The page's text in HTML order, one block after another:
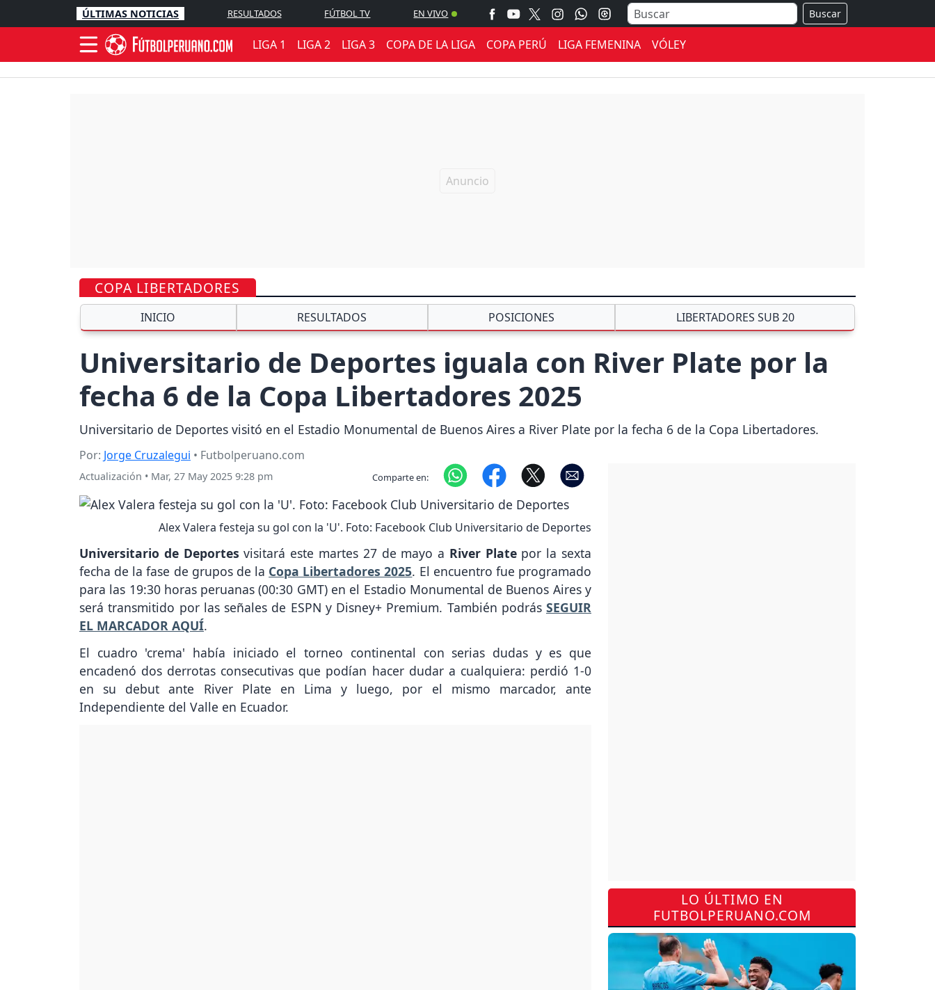
ÚLTIMAS NOTICIAS RESULTADOS FÚTBOL TV EN VIVO Buscar
LIGA 1 LIGA 2 LIGA 3 COPA DE LA LIGA COPA PERÚ LIGA FEMENINA VÓLEY
COPA LIBERTADORES
INICIO RESULTADOS POSICIONES LIBERTADORES SUB 20
Universitario de Deportes iguala con River Plate por la
fecha 6 de la Copa Libertadores 2025
Universitario de Deportes visitó en el Estadio Monumental de Buenos Aires a River Plate por la fecha 6 de la Copa Libertadores.
Por: Jorge Cruzalegui • Futbolperuano.com
Actualización • Mar, 27 May 2025 9:28 pm Comparte en:
Alex Valera festeja su gol con la 'U'. Foto: Facebook Club Universitario de Deportes
Universitario de Deportes visitará este martes 27 de mayo a River Platepor la sexta
fecha de la fase de grupos de la Copa Libertadores 2025. El encuentro fue programado
para las 19:30 horas peruanas (00:30 GMT) en el Estadio Monumental de Buenos Aires y
será transmitido por las señales de ESPN y Disney+ Premium. También podrás SEGUIR
EL MARCADOR AQUÍ.
El cuadro 'crema' había iniciado el torneo continental con serias dudas y es que
encadenó dos derrotas consecutivas que podían hacer dudar a cualquiera: perdió 1-0
en su debut ante River Plate en Lima y luego, por el mismo marcador, ante
Independiente del Valle en Ecuador.
LO ÚLTIMO EN
FUTBOLPERUANO.COM